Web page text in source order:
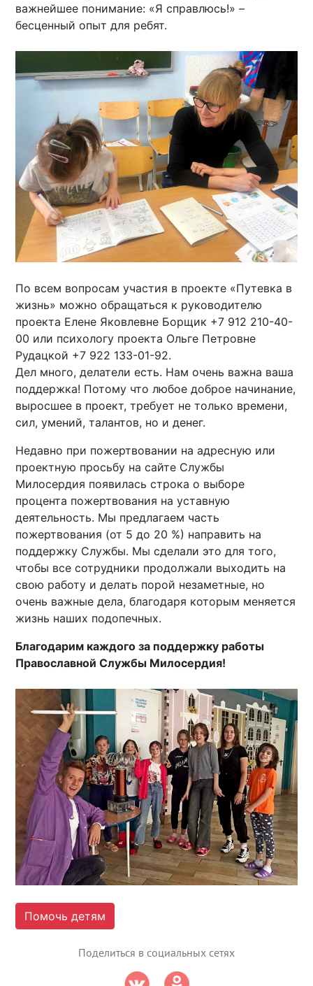
важнейшее понимание: «Я справлюсь!» –
бесценный опыт для ребят.
По всем вопросам участия в проекте «Путевка в
жизнь» можно обращаться к руководителю
проекта Елене Яковлевне Борщик +7 912 210-40-
00 или психологу проекта Ольге Петровне
Рудацкой +7 922 133-01-92.
Дел много, делатели есть. Нам очень важна ваша
поддержка! Потому что любое доброе начинание,
выросшее в проект, требует не только времени,
сил, умений, талантов, но и денег.
Недавно при пожертвовании на адресную или
проектную просьбу на сайте Службы
Милосердия появилась строка о выборе
процента пожертвования на уставную
деятельность. Мы предлагаем часть
пожертвования (от 5 до 20 %) направить на
поддержку Службы. Мы сделали это для того,
чтобы все сотрудники продолжали выходить на
свою работу и делать порой незаметные, но
очень важные дела, благодаря которым меняется
жизнь наших подопечных.
Благодарим каждого за поддержку работы
Православной Службы Милосердия!
Помочь детям
Поделиться в социальных сетях